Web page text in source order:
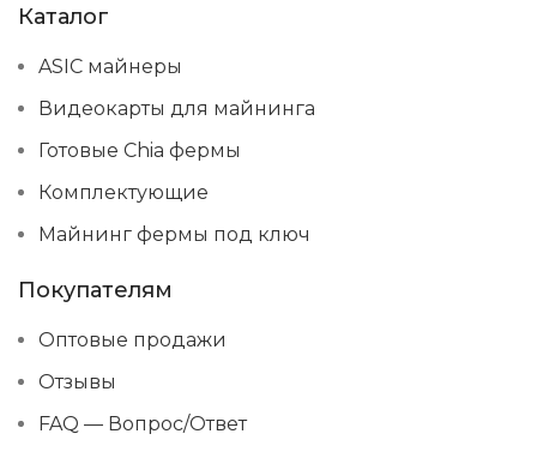
Каталог
ASIC майнеры
Видеокарты для майнинга
Готовые Chia фермы
Комплектующие
Майнинг фермы под ключ
Покупателям
Оптовые продажи
Отзывы
FAQ — Вопрос/Ответ